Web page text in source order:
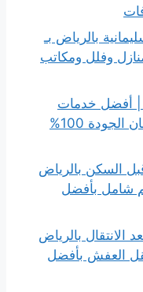
بالرياض بـ
وفلل ومكاتب
| أفضل خدمات
النظافة الشاملة وضمان الجودة 100%
السكن بالرياض
شامل بأفضل
الانتقال بالرياض
العفش بأفضل